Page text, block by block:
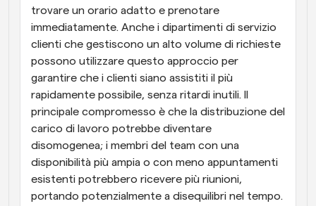
trovare un orario adatto e prenotare
immediatamente. Anche i dipartimenti di servizio
clienti che gestiscono un alto volume di richieste
possono utilizzare questo approccio per
garantire che i clienti siano assistiti il più
rapidamente possibile, senza ritardi inutili. Il
principale compromesso è che la distribuzione del
carico di lavoro potrebbe diventare
disomogenea; i membri del team con una
disponibilità più ampia o con meno appuntamenti
esistenti potrebbero ricevere più riunioni,
portando potenzialmente a disequilibri nel tempo.